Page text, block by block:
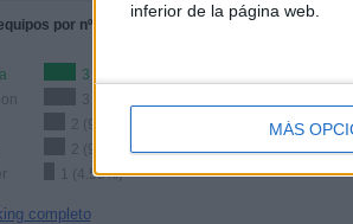
inferior de la página web.
MÁS
por nº de partidos Local
3 (13.64%)
3 (13.64%)
2 (9.09%)
2 (9.09%)
1 (4.55%)
completo